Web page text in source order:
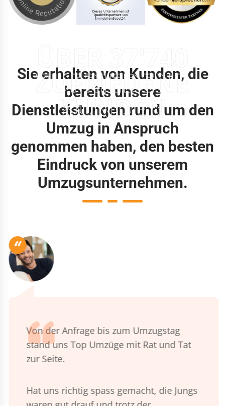
ZUFRIEDENE
KUNDEN
Sie erhalten von Kunden, die
bereits unsere
Dienstleistungen rund um den
Umzug in Anspruch
genommen haben, den besten
Eindruck von unserem
Umzugsunternehmen.
“
Von der Anfrage bis zum Umzugstag
stand uns Top Umzüge mit Rat und Tat
zur Seite.
Hat uns richtig spass gemacht, die Jungs